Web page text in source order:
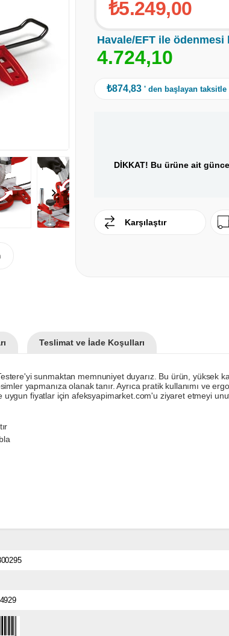
₺5.249,00
Havale/EFT ile ödenmesi
4.724,10
₺874,83 ' den başlayan taksitle
DİKKAT! Bu ürüne ait
Karşılaştır
Teslimat ve İade Koşulları
sunmaktan memnuniyet duyarız. Bu ürün, yüksek
yapmanıza olanak tanır. Ayrıca pratik kullanımı ve
uygun fiyatlar için afeksyapimarket.com'u ziyaret etmeyi